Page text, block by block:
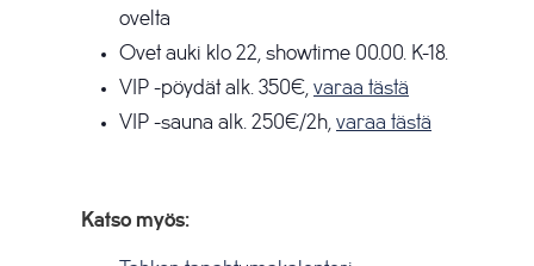
ovelta
Ovet auki klo 22, showtime 00.00. K-18.
VIP -pöydät alk. 350€, varaa tästä
VIP -sauna alk. 250€/2h, varaa tästä
Katso myös: